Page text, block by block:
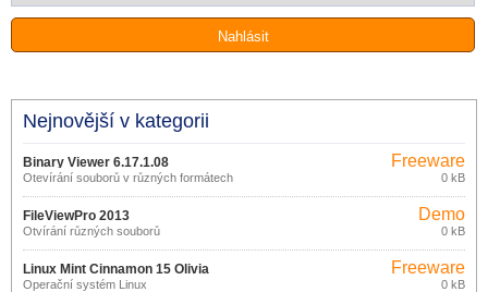
Nejnovější v kategorii
Binary Viewer 6.17.1.08
Otevírání souborů v různých formátech
Freeware
0 kB
FileViewPro 2013
Otvírání různých souborů
Demo
0 kB
Linux Mint Cinnamon 15 Olivia
Operační systém Linux
Freeware
0 kB